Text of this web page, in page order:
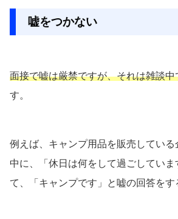
嘘をつかない
面接で嘘は厳禁ですが、それは雑談
す。
例えば、キャンプ用品を販売してい
中に、「休日は何をして過ごしてい
て、「キャンプです」と嘘の回答をす